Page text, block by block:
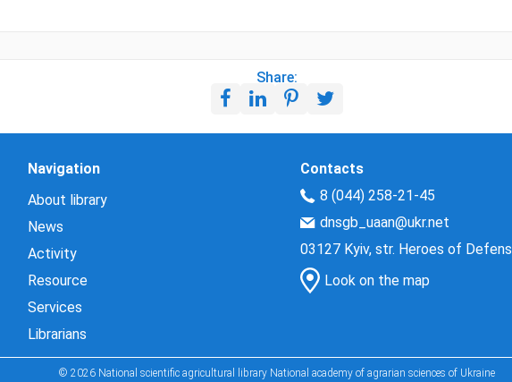
Share:
Navigation
About library
News
Activity
Resource
Services
Librarians
Contacts
8 (044) 258-21-45
dnsgb_uaan@ukr.net
03127 Kyiv, str. Heroes of
Look on the map
© 2026 National scientific agricultural library National academy of agrarian sciences of Ukraine